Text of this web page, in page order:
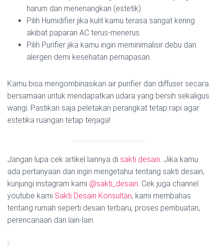
harum dan menenangkan (estetik).
Pilih Humidifier jika kulit kamu terasa sangat kering
akibat paparan AC terus-menerus.
Pilih Purifier jika kamu ingin meminimalisir debu dan
alergen demi kesehatan pernapasan.
Kamu bisa mengombinasikan air purifier dan diffuser secara
bersamaan untuk mendapatkan udara yang bersih sekaligus
wangi. Pastikan saja peletakan perangkat tetap rapi agar
estetika ruangan tetap terjaga!
Jangan lupa cek artikel lainnya di sakti desain. Jika kamu
ada pertanyaan dan ingin mengetahui tentang sakti desain,
kunjungi instagram kami @sakti_desain. Cek juga channel
youtube kami Sakti Desain Konsultan, kami membahas
tentang rumah seperti desain terbaru, proses pembuatan,
perencanaan dan lain-lain.